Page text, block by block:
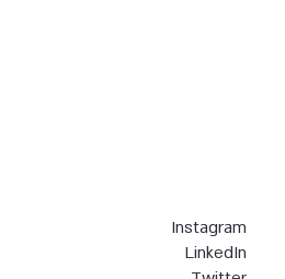
Instagram
LinkedIn